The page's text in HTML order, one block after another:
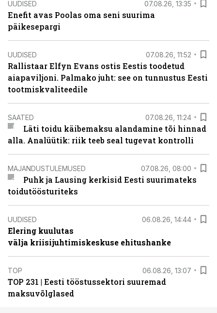
UUDISED 07.08.26, 13:35
Enefit avas Poolas oma seni suurima
päikesepargi
UUDISED 07.08.26, 11:52
Rallistaar Elfyn Evans ostis Eestis toodetud
aiapaviljoni. Palmako juht: see on tunnustus Eesti
tootmiskvaliteedile
SAATED 07.08.26, 11:24
Läti toidu käibemaksu alandamine tõi hinnad
alla. Analüütik: riik teeb seal tugevat kontrolli
MAJANDUSTULEMUSED 07.08.26, 08:00
Puhk ja Lausing kerkisid Eesti suurimateks
toidutöösturiteks
UUDISED 06.08.26, 14:44
Elering kuulutas
välja kriisijuhtimiskeskuse ehitushanke
TOP 06.08.26, 13:07
TOP 231 | Eesti tööstussektori suuremad
maksuvõlglased